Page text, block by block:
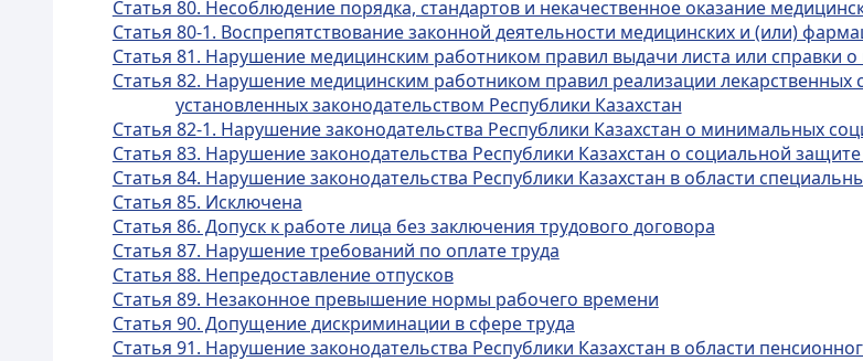
Статья 80. Несоблюдение порядка, стандартов и некачественное оказание
Статья 80-1. Воспрепятствование законной деятельности медицинских и (или)
Статья 81. Нарушение медицинским работником правил выдачи листа или справки
Статья 82. Нарушение медицинским работником правил реализации
установленных законодательством Республики Казахстан
Статья 82-1. Нарушение законодательства Республики Казахстан о минимальных
Статья 83. Нарушение законодательства Республики Казахстан о социальной
Статья 84. Нарушение законодательства Республики Казахстан в области
Статья 85. Исключена
Статья 86. Допуск к работе лица без заключения трудового договора
Статья 87. Нарушение требований по оплате труда
Статья 88. Непредоставление отпусков
Статья 89. Незаконное превышение нормы рабочего времени
Статья 90. Допущение дискриминации в сфере труда
Статья 91. Нарушение законодательства Республики Казахстан в области